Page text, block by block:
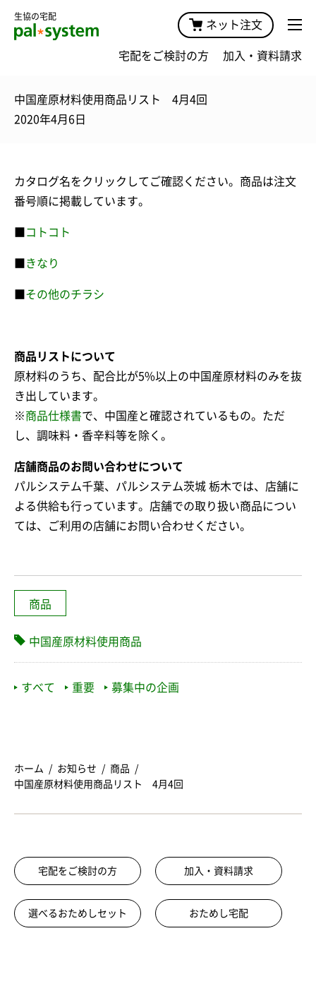
生協の宅配
ネット注文
宅配をご検討の方 加入・資料請求
中国産原材料使用商品リスト 4月4回
2020年4月6日
カタログ名をクリックしてご確認ください。商品は注文
番号順に掲載しています。
コトコト
きなり
その他のチラシ
商品リストについて
原材料のうち、配合比が5%以上の中国産原材料のみを抜
き出しています。
※商品仕様書で、中国産と確認されているもの。ただ
し、調味料・香辛料等を除く。
店舗商品のお問い合わせについて
パルシステム千葉、パルシステム茨城 栃木では、店舗に
よる供給も行っています。店舗での取り扱い商品につい
ては、ご利用の店舗にお問い合わせください。
商品
中国産原材料使用商品
すべて 重要 募集中の企画
ホーム お知らせ
商品
中国産原材料使用商品リスト 4月4回
宅配をご検討の方 加入・資料請求
選べるおためしセット おためし宅配